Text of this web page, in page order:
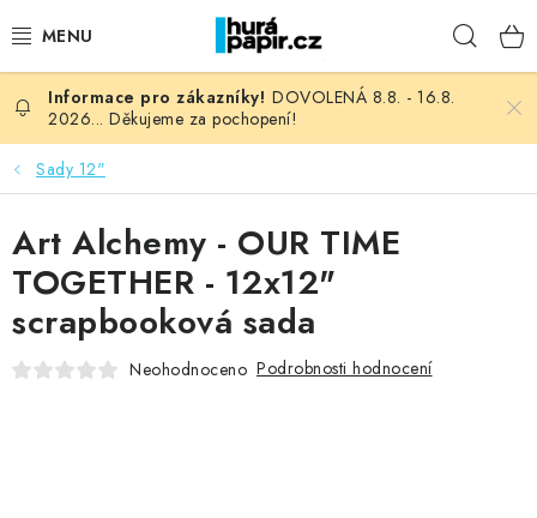
na
NOVINKY
HURÁ DÍLNA
VŠECHNO ZBOŽÍ
KNIHAŘSKÝ MATERIÁL
DOVOLENÁ 8.8. - 16.8.
2026... Děkujeme za pochopení!
Sady 12"
Art Alchemy - OUR TIME
TOGETHER - 12x12"
scrapbooková sada
Neohodnoceno Podrobnosti hodnocení